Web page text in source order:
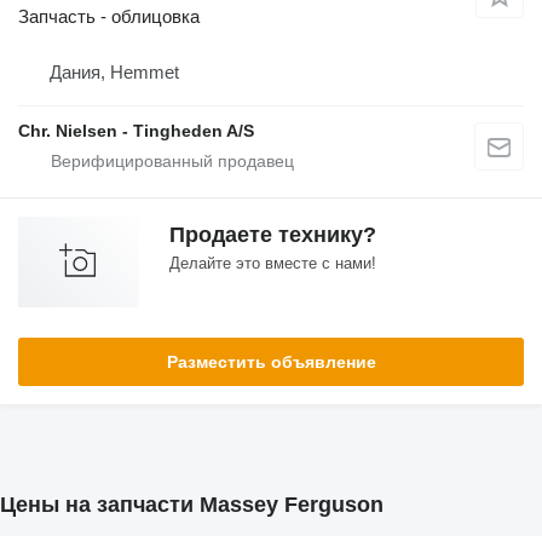
Запчасть - облицовка
Дания, Hemmet
Chr. Nielsen - Tingheden A/S
Продаете технику?
Делайте это вместе с нами!
Разместить объявление
Цены на запчасти Massey Ferguson